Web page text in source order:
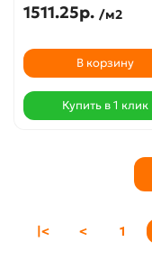
1511.25р. /м2
В корзину
Купить в 1 клик
|< < 1